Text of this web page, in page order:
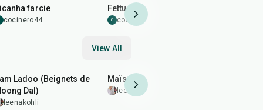
farcie
cocinero44
Fettuccine Alfredo
C cocinero44
View All
Ladoo (Beignets de
Dal)
leenakohli
Maïs frit épicé
leenakohli